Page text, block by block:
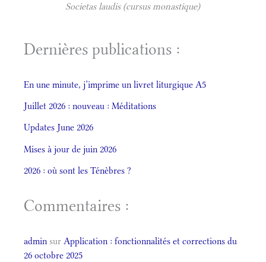
Societas laudis (cursus monastique)
Dernières publications :
En une minute, j’imprime un livret liturgique A5
Juillet 2026 : nouveau : Méditations
Updates June 2026
Mises à jour de juin 2026
2026 : où sont les Ténèbres ?
Commentaires :
admin sur Application : fonctionnalités et corrections du
26 octobre 2025